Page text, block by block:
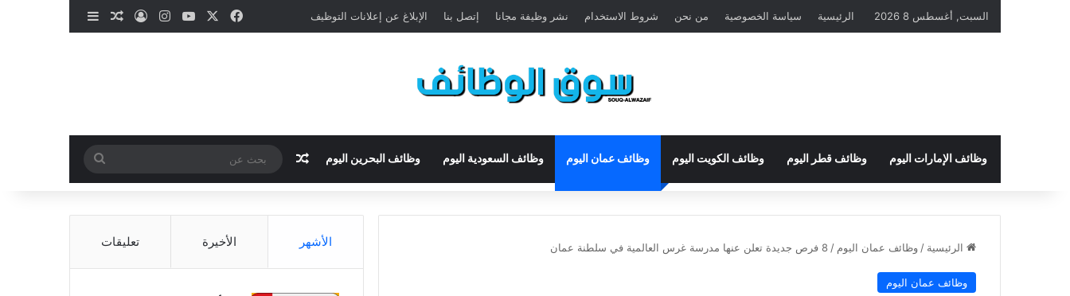
السبت, أغسطس 8 2026 الرئيسية سياسة الخصوصية من نحن شروط الاستخدام نشر وظيفة مجانا إتصل بنا الإبلاغ عن إعلانات التوظيف فيسبوك ‫YouTubeانستقرامتسجيل الدخول
مقال عشوائي
وظائف الإمارات اليوم وظائف قطر اليوم وظائف الكويت اليوم وظائف عمان اليوم وظائف السعودية اليوم وظائف البحرين اليوم مقال عشوائي
عن
الرئيسية / وظائف عمان اليوم / 8 فرص جديدة تعلن عنها مدرسة غرس العالمية في سلطنة عمان
وظائف عمان اليوم
الأشهر الأخيرة تعليقات